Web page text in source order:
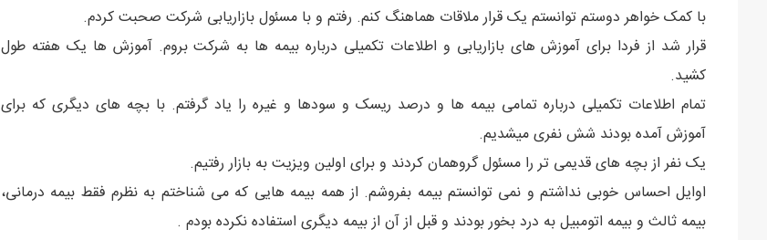
با کمک خواهر دوستم توانستم یک قرار ملاقات هماهنگ کنم. رفتم و با مسئول بازاریابی شرکت صحبت کردم.
قرار شد از فردا برای آموزش های بازاریابی و اطلاعات تکمیلی درباره بیمه ها به شرکت بروم. آموزش ها یک هفته طول
کشید.
تمام اطلاعات تکمیلی درباره تمامی بیمه ها و درصد ریسک و سودها و غیره را یاد گرفتم. با بچه های دیگری که برای
آموزش آمده بودند شش نفری میشدیم.
یک نفر از بچه های قدیمی تر را مسئول گروهمان کردند و برای اولین ویزیت به بازار رفتیم.
اوایل احساس خوبی نداشتم و نمی توانستم بیمه بفروشم. از همه بیمه هایی که می شناختم به نظرم فقط بیمه درمانی،
بیمه ثالث و بیمه اتومبیل به درد بخور بودند و قبل از آن از بیمه دیگری استفاده نکرده بودم .